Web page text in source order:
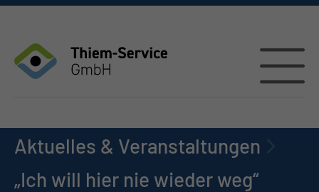
Aktuelles & Veranstaltungen
„Ich will hier nie wieder weg“